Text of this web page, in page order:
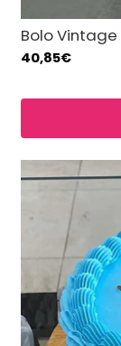
Bolo
40,85€